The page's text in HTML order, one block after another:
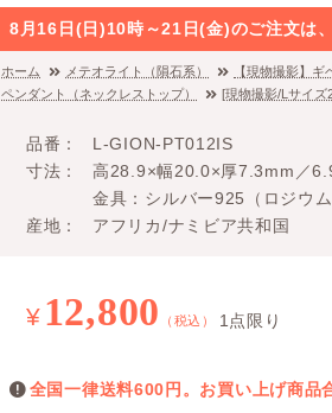
8月16日(日)10時～21日(金)のご注文は
ホーム メテオライト（隕石系） 【現物撮影】ギ
ペンダント（ネックレストップ）
[現物撮影/Lサイズ
品番
L-GION-PT012IS
寸法
高28.9×幅20.0×厚7.3mm／
金具：シルバー925（ロジウ
産地
アフリカ/ナミビア共和国
¥ 12,800 （税込） 1点限り
全国一律送料600円。お買い上げ商品